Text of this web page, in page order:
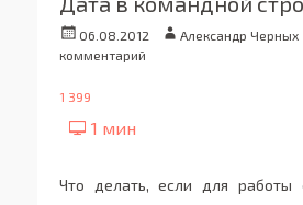
Опубликовано
06.08.2012 АвторАлександр Черных
комментарий
1 399
Что делать, если для работы